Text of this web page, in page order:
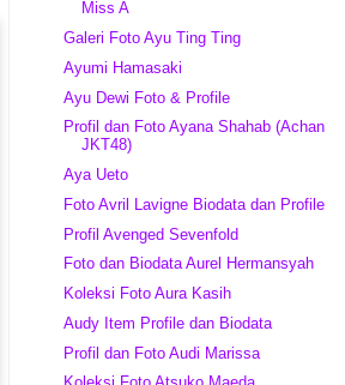
Miss A
Galeri Foto Ayu Ting Ting
Ayumi Hamasaki
Ayu Dewi Foto & Profile
Profil dan Foto Ayana Shahab (Achan
JKT48)
Aya Ueto
Foto Avril Lavigne Biodata dan Profile
Profil Avenged Sevenfold
Foto dan Biodata Aurel Hermansyah
Koleksi Foto Aura Kasih
Audy Item Profile dan Biodata
Profil dan Foto Audi Marissa